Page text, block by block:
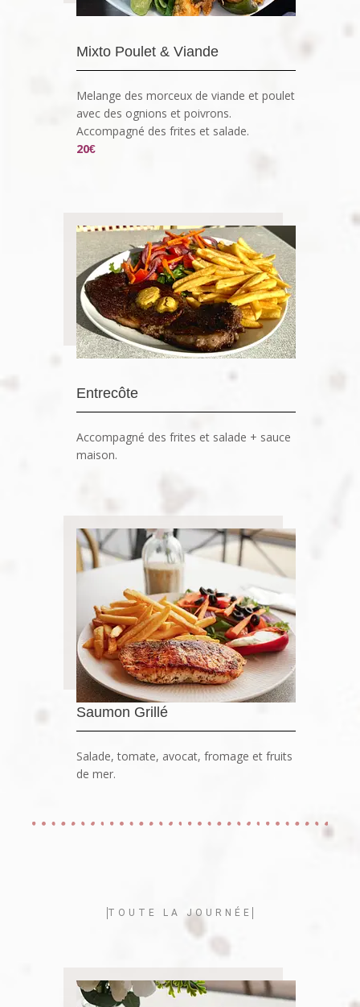
Mixto Poulet & Viande
Melange des morceux de viande et poulet
avec des ognions et poivrons.
Accompagné des frites et salade.
20€
Entrecôte
Accompagné des frites et salade + sauce
maison.
Saumon Grillé
Salade, tomate, avocat, fromage et fruits
de mer.
TOUTE LA JOURNÉE